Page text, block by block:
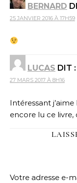
BERNARD
25 JANVIER 2016 À 17H59
LUCAS DIT :
27 MARS 2017 À 8H16
Intéressant
encore lu ce livre,
Votre adresse e-